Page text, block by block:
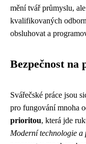
mění tvář průmyslu,
kvalifikovaných
obsluhovat a
Bezpečnost na
Svářečské práce jsou
pro fungování mnoha
prioritou, která jde
Moderní technologie a